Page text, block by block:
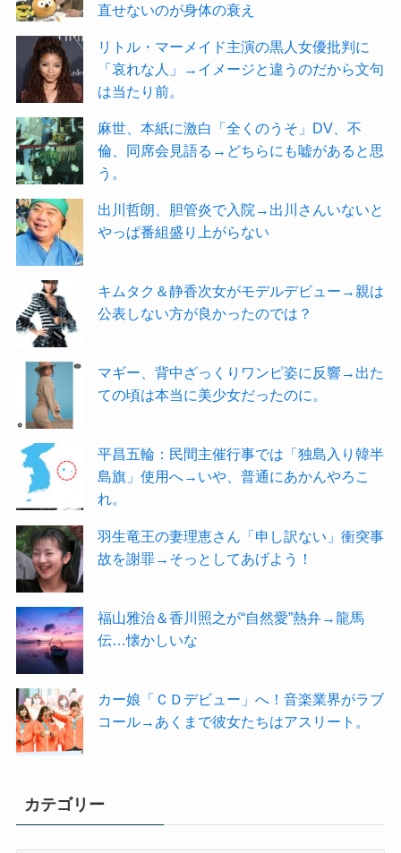
直せないのが身体の衰え
リトル・マーメイド主演の黒人女優批判に
「哀れな人」→イメージと違うのだから文句
は当たり前。
麻世、本紙に激白「全くのうそ」DV、不
倫、同席会見語る→どちらにも嘘があると思
う。
出川哲朗、胆管炎で入院→出川さんいないと
やっぱ番組盛り上がらない
キムタク＆静香次女がモデルデビュー→親は
公表しない方が良かったのでは？
マギー、背中ざっくりワンピ姿に反響→出た
ての頃は本当に美少女だったのに。
平昌五輪：民間主催行事では「独島入り韓半
島旗」使用へ→いや、普通にあかんやろこ
れ。
羽生竜王の妻理恵さん「申し訳ない」衝突事
故を謝罪→そっとしてあげよう！
福山雅治＆香川照之が“自然愛”熱弁→龍馬
伝…懐かしいな
カー娘「ＣＤデビュー」へ！音楽業界がラブ
コール→あくまで彼女たちはアスリート。
カテゴリー